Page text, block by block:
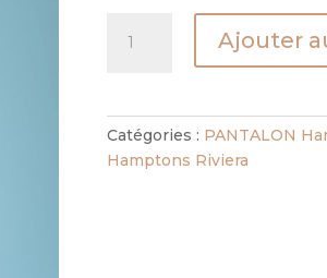
PANTALON
VERT
Ajouter
Catégories : PANTALON
Hamptons Riviera